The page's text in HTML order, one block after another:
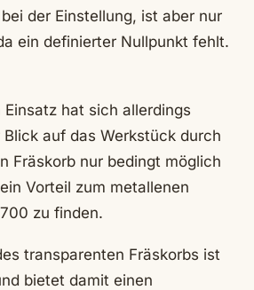
der Einstellung, ist aber nur
ein definierter Nullpunkt fehlt.
hat sich allerdings
auf das Werkstück durch
Fräskorb nur bedingt möglich
Vorteil zum metallenen
zu finden.
transparenten Fräskorbs ist
bietet damit einen